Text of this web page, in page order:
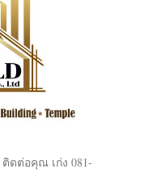
ดต่อคุณ เก่ง 081-